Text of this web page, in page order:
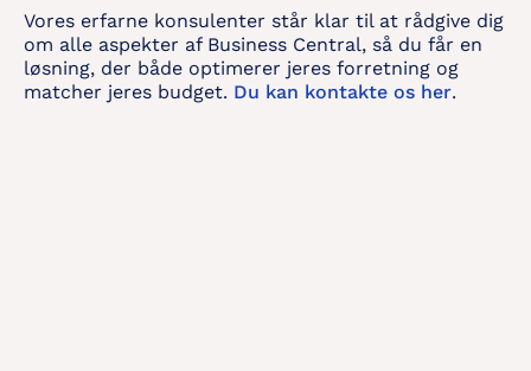
Vores erfarne konsulenter står klar til at rådgive dig
om alle aspekter af Business Central, så du får en
løsning, der både optimerer jeres forretning og
matcher jeres budget. Du kan kontakte os her.